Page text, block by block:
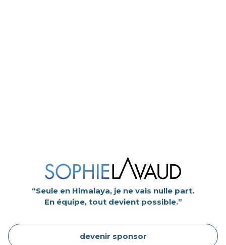
“Seule en Himalaya, je ne vais nulle part.
En équipe, tout devient possible.”
devenir sponsor